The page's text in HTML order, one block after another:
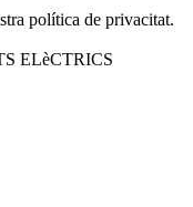
política de privacitat.
ELèCTRICS